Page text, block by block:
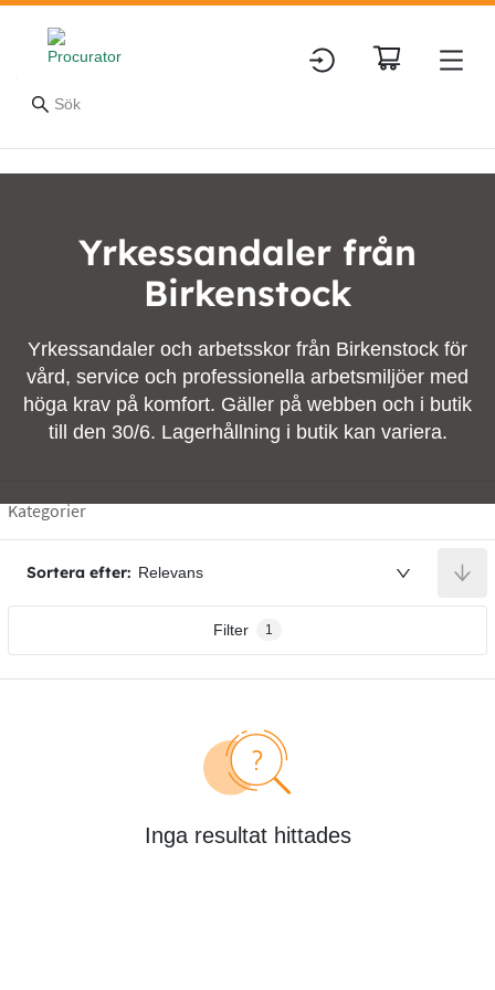
Yrkessandaler från
Birkenstock
Yrkessandaler och arbetsskor från Birkenstock för
vård, service och professionella arbetsmiljöer med
höga krav på komfort. Gäller på webben och i butik
till den 30/6. Lagerhållning i butik kan variera.
Kategorier
Sortera efter: Relevans
Filter 1
Inga resultat hittades